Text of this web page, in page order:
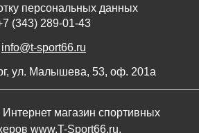
персональных данных
(343) 289-01-43
info@t-sport66.ru
ул. Малышева, 53, оф. 201а
магазин спортивных
www.T-Sport66.ru.